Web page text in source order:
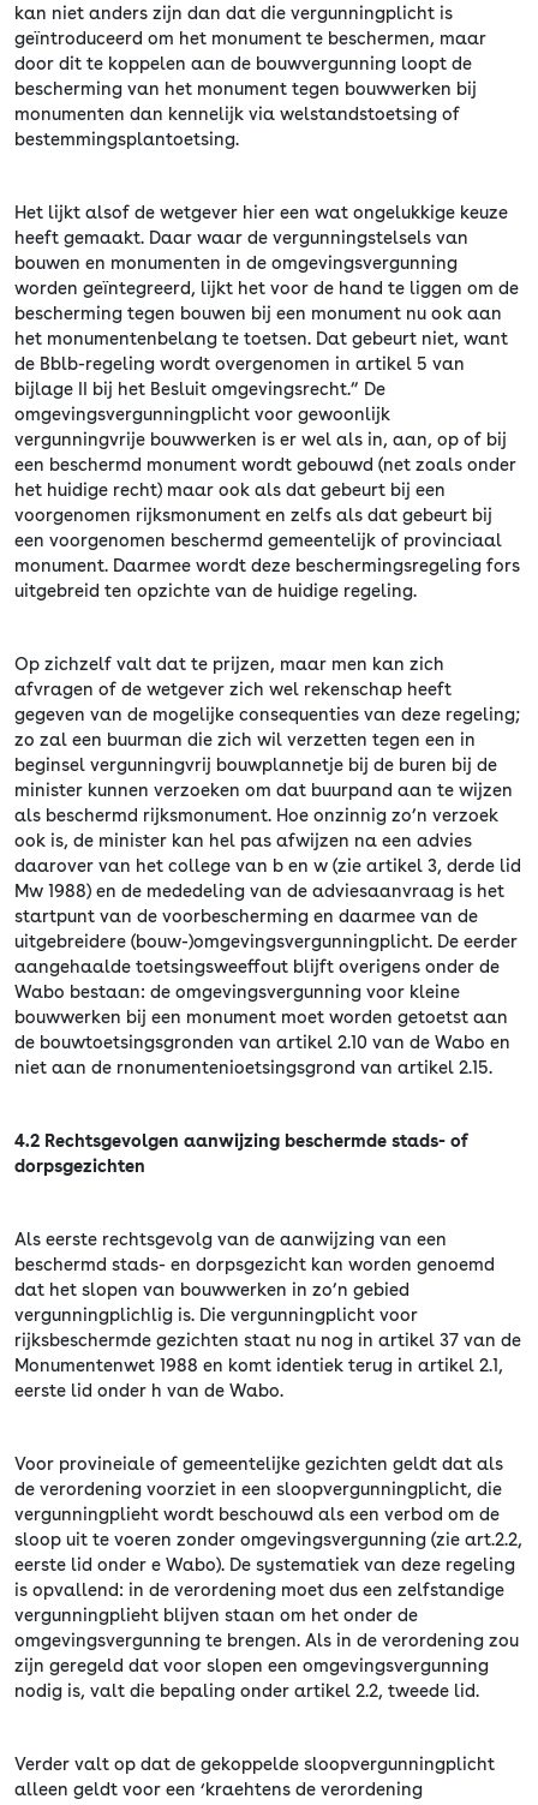
kan niet anders zijn dan dat die vergunningplicht is
geïntroduceerd om het monument te beschermen, maar
door dit te koppelen aan de bouwvergunning loopt de
bescherming van het monument tegen bouwwerken bij
monumenten dan kennelijk via welstandstoetsing of
bestemmingsplantoetsing.
Het lijkt alsof de wetgever hier een wat ongelukkige keuze
heeft gemaakt. Daar waar de vergunningstelsels van
bouwen en monumenten in de omgevingsvergunning
worden geïntegreerd, lijkt het voor de hand te liggen om de
bescherming tegen bouwen bij een monument nu ook aan
het monumentenbelang te toetsen. Dat gebeurt niet, want
de Bblb-regeling wordt overgenomen in artikel 5 van
bijlage II bij het Besluit omgevingsrecht.” De
omgevingsvergunningplicht voor gewoonlijk
vergunningvrije bouwwerken is er wel als in, aan, op of bij
een beschermd monument wordt gebouwd (net zoals onder
het huidige recht) maar ook als dat gebeurt bij een
voorgenomen rijksmonument en zelfs als dat gebeurt bij
een voorgenomen beschermd gemeentelijk of provinciaal
monument. Daarmee wordt deze beschermingsregeling fors
uitgebreid ten opzichte van de huidige regeling.
Op zichzelf valt dat te prijzen, maar men kan zich
afvragen of de wetgever zich wel rekenschap heeft
gegeven van de mogelijke consequenties van deze regeling;
zo zal een buurman die zich wil verzetten tegen een in
beginsel vergunningvrij bouwplannetje bij de buren bij de
minister kunnen verzoeken om dat buurpand aan te wijzen
als beschermd rijksmonument. Hoe onzinnig zo’n verzoek
ook is, de minister kan hel pas afwijzen na een advies
daarover van het college van b en w (zie artikel 3, derde lid
Mw 1988) en de mededeling van de adviesaanvraag is het
startpunt van de voorbescherming en daarmee van de
uitgebreidere (bouw-)omgevingsvergunningplicht. De eerder
aangehaalde toetsingsweeffout blijft overigens onder de
Wabo bestaan: de omgevingsvergunning voor kleine
bouwwerken bij een monument moet worden getoetst aan
de bouwtoetsingsgronden van artikel 2.10 van de Wabo en
niet aan de rnonumentenioetsingsgrond van artikel 2.15.
4.2 Rechtsgevolgen aanwijzing beschermde stads- of
dorpsgezichten
Als eerste rechtsgevolg van de aanwijzing van een
beschermd stads- en dorpsgezicht kan worden genoemd
dat het slopen van bouwwerken in zo’n gebied
vergunningplichlig is. Die vergunningplicht voor
rijksbeschermde gezichten staat nu nog in artikel 37 van de
Monumentenwet 1988 en komt identiek terug in artikel 2.1,
eerste lid onder h van de Wabo.
Voor provineiale of gemeentelijke gezichten geldt dat als
de verordening voorziet in een sloopvergunningplicht, die
vergunningplieht wordt beschouwd als een verbod om de
sloop uit te voeren zonder omgevingsvergunning (zie art.2.2,
eerste lid onder e Wabo). De systematiek van deze regeling
is opvallend: in de verordening moet dus een zelfstandige
vergunningplieht blijven staan om het onder de
omgevingsvergunning te brengen. Als in de verordening zou
zijn geregeld dat voor slopen een omgevingsvergunning
nodig is, valt die bepaling onder artikel 2.2, tweede lid.
Verder valt op dat de gekoppelde sloopvergunningplicht
alleen geldt voor een ‘kraehtens de verordening